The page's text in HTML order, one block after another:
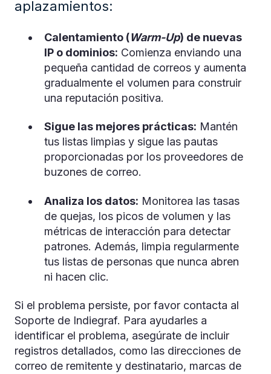
aplazamientos:
Calentamiento (Warm-Up) de nuevas
IP o dominios: Comienza enviando una
pequeña cantidad de correos y aumenta
gradualmente el volumen para construir
una reputación positiva.
Sigue las mejores prácticas: Mantén
tus listas limpias y sigue las pautas
proporcionadas por los proveedores de
buzones de correo.
Analiza los datos: Monitorea las tasas
de quejas, los picos de volumen y las
métricas de interacción para detectar
patrones. Además, limpia regularmente
tus listas de personas que nunca abren
ni hacen clic.
Si el problema persiste, por favor contacta al
Soporte de Indiegraf. Para ayudarles a
identificar el problema, asegúrate de incluir
registros detallados, como las direcciones de
correo de remitente y destinatario, marcas de